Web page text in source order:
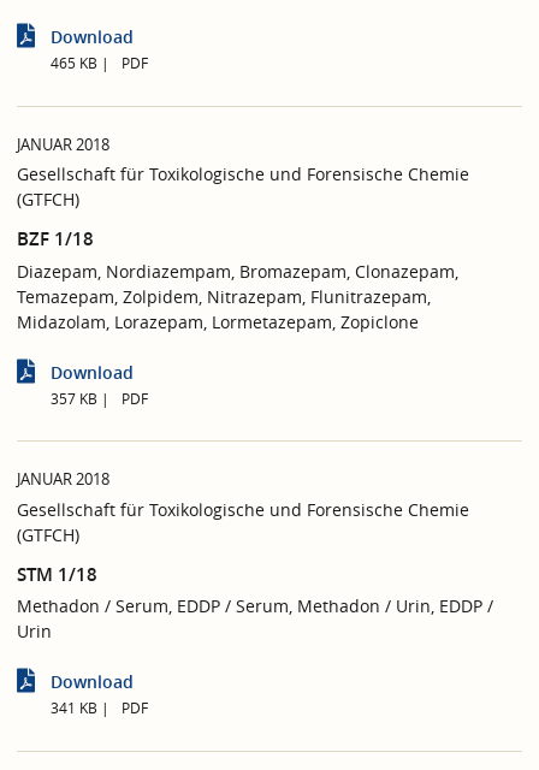
Download
465 KB PDF
JANUAR 2018
Gesellschaft für Toxikologische und Forensische Chemie
(GTFCH)
BZF 1/18
Diazepam, Nordiazempam, Bromazepam, Clonazepam,
Temazepam, Zolpidem, Nitrazepam, Flunitrazepam,
Midazolam, Lorazepam, Lormetazepam, Zopiclone
Download
357 KB PDF
JANUAR 2018
Gesellschaft für Toxikologische und Forensische Chemie
(GTFCH)
STM 1/18
Methadon / Serum, EDDP / Serum, Methadon / Urin, EDDP /
Urin
Download
341 KB PDF